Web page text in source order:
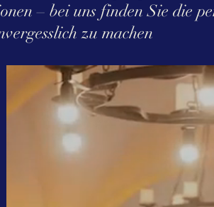
– bei uns finden Sie die
zu machen